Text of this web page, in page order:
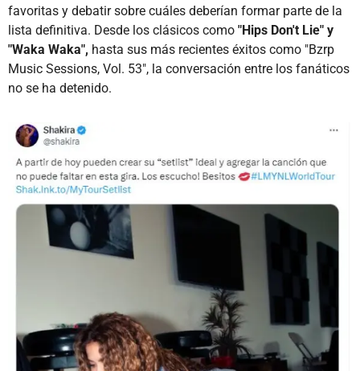
favoritas y debatir sobre cuáles deberían formar parte de la
lista definitiva. Desde los clásicos como "Hips Don't Lie" y
"Waka Waka", hasta sus más recientes éxitos como "Bzrp
Music Sessions, Vol. 53", la conversación entre los fanáticos
no se ha detenido.